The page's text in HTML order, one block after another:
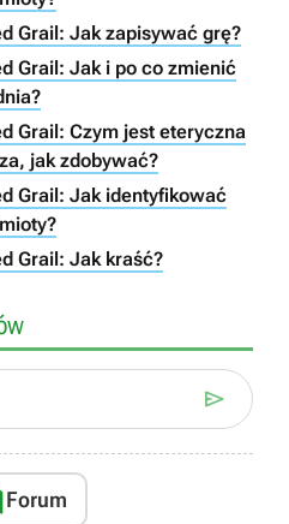
Grail: Jak zapisywać grę?
Grail: Jak i po co zmienić
Grail: Czym jest eteryczna
jak zdobywać?
Grail: Jak identyfikować
Grail: Jak kraść?

Forum